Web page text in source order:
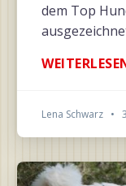
dem Top
Lena Schwarz •